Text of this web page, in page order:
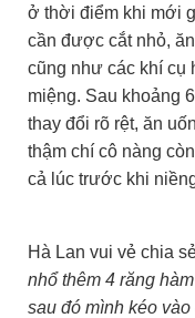
ở thời điểm khi mới
cần được cắt nhỏ,
cũng như các khí cụ
miệng. Sau khoảng
thay đổi rõ rệt, ăn
thậm chí cô nàng
cả lúc trước khi
Hà Lan vui vẻ chia
nhổ thêm 4 răng
sau đó mình kéo